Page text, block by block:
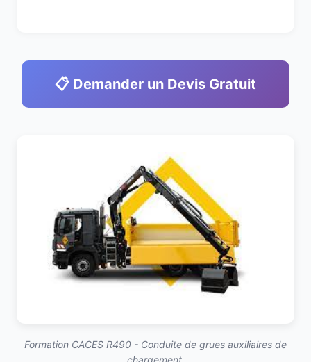
📋 Demander un Devis Gratuit
Formation CACES R490 - Conduite de grues auxiliaires de